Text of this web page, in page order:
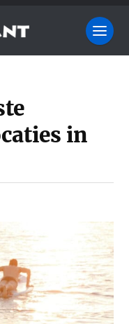
in